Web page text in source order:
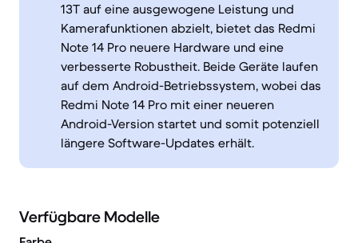
13T auf eine ausgewogene Leistung und
Kamerafunktionen abzielt, bietet das Redmi
Note 14 Pro neuere Hardware und eine
verbesserte Robustheit. Beide Geräte laufen
auf dem Android-Betriebssystem, wobei das
Redmi Note 14 Pro mit einer neueren
Android-Version startet und somit potenziell
längere Software-Updates erhält.
Verfügbare Modelle